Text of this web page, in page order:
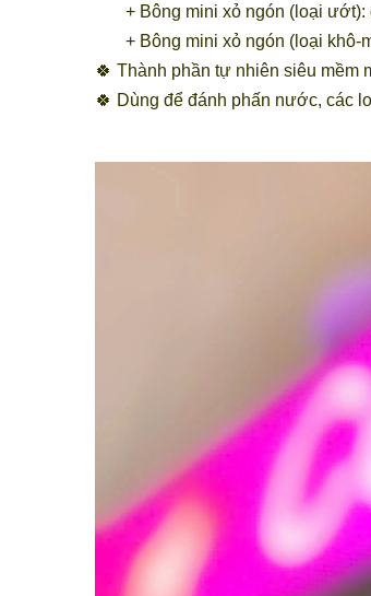
+ Bông mini xỏ ngón (loại ướt):
+ Bông mini xỏ ngón (loại khô-
🍀 Thành phần tự nhiên siêu mềm
🍀 Dùng để đánh phấn nước, các